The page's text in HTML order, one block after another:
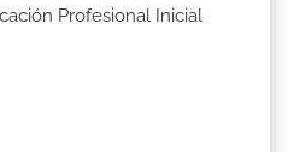
Profesional Inicial